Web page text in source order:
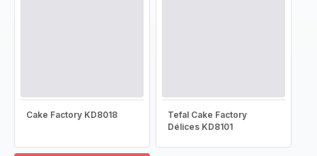
Cake Factory KD8018
Tefal Cake Factory
Délices KD8101